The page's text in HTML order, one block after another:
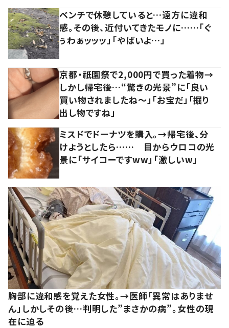
ベンチで休憩していると…遠方に違和
感。その後、近付いてきたモノに……「ぐ
ぅわぁッッッ」「やばいよ…」
京都・祇園祭で2,000円で買った着物→
しかし帰宅後…“驚きの光景”に「良い
買い物されましたね～」「お宝だ」「掘り
出し物ですね」
ミスドでドーナツを購入。→帰宅後、分
けようとしたら…… 目からウロコの光
景に「サイコーですww」「激しいw」
胸部に違和感を覚えた女性。→医師「異常はありませ
ん」しかしその後…判明した”まさかの病”。女性の現
在に迫る